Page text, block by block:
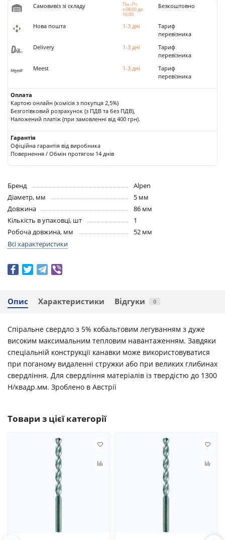
Самовивіз зі складу Пн.-Пт.
з 08:00 до
16:00
Безкоштовно
Нова пошта 1-3 дні
Тариф
перевізника
Delivery
1-3 дні
Тариф
перевізника
Meest
1-3 дні
Тариф
перевізника
Оплата
Картою онлайн (комісія з покупця 2,5%)
Безготівковий розрахунок (з ПДВ та без ПДВ),
Наложений платіж (при замовленні від 400 грн).
Гарантія
Офіційна гарантія від виробника
Повернення / Обмін протягом 14 днів
Бренд
Alpen
Діаметр, мм
5 мм
Довжина
86 мм
Кількість в упаковці, шт
1
Робоча довжина, мм
52 мм
Всі характеристики
Опис Характеристики Відгуки 0
Спіральне свердло з 5% кобальтовим легуванням з дуже
високим максимальним тепловим навантаженням. Завдяки
спеціальній конструкції канавки може використовуватися
при поганому видаленні стружки або при великих глибинах
свердління. Для свердління матеріалів із твердістю до 1300
Н/квадр.мм. Зроблено в Австрії
Товари з цієї категорії